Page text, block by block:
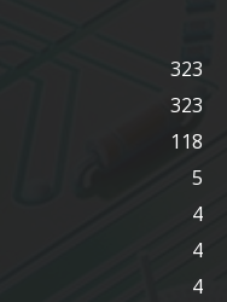
323
323
118
5
4
4
4